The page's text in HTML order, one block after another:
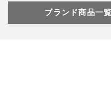
ブランド商品一